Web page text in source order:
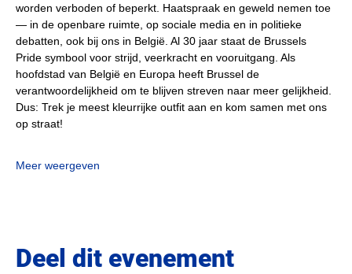
worden verboden of beperkt. Haatspraak en geweld nemen toe
— in de openbare ruimte, op sociale media en in politieke
debatten, ook bij ons in België. Al 30 jaar staat de Brussels
Pride symbool voor strijd, veerkracht en vooruitgang. Als
hoofdstad van België en Europa heeft Brussel de
verantwoordelijkheid om te blijven streven naar meer gelijkheid.
Dus: Trek je meest kleurrijke outfit aan en kom samen met ons
op straat!
Meer weergeven
Deel dit evenement